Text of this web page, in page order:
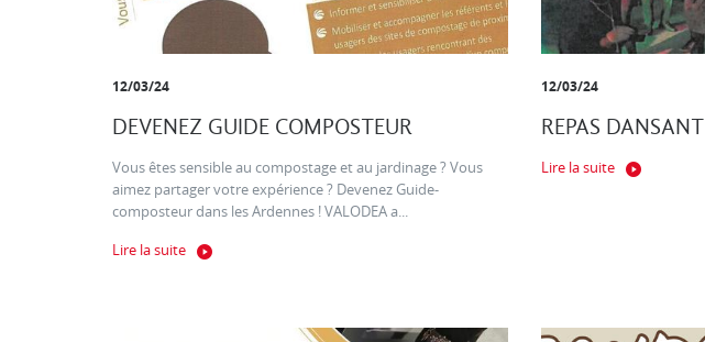
12/03/24
DEVENEZ GUIDE COMPOSTEUR
Vous êtes sensible au compostage et au jardinage ? Vous
aimez partager votre expérience ? Devenez Guide-
composteur dans les Ardennes ! VALODEA a...
Lire la suite
12/03/24
REPAS DANSANT
Lire la suite